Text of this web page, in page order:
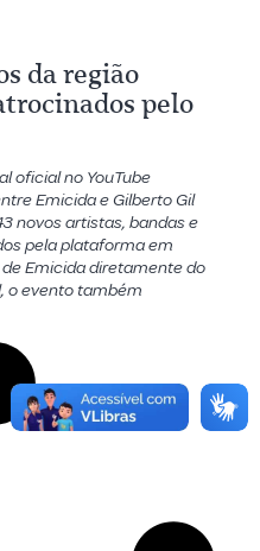
da região
pelo
oficial no YouTube
Emicida e Gilberto Gil
novos artistas, bandas e
pela plataforma em
Emicida diretamente do
o evento também